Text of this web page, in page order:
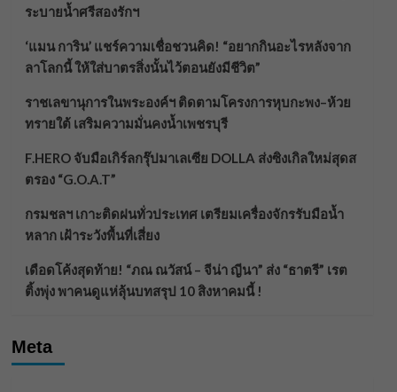
ระบายน้ำศรีสองรักฯ
‘แมน การิน’ แชร์ความเชื่อชวนคิด! “อยากกินอะไรหลังจาก
ลาโลกนี้ ให้ใส่บาตรสิ่งนั้นไว้ตอนยังมีชีวิต”
ราชเลขานุการในพระองค์ฯ ติดตามโครงการหุบกะพง–ห้วย
ทรายใต้ เสริมความมั่นคงน้ำเพชรบุรี
F.HERO จับมือเกิร์ลกรุ๊ปมาเลเซีย DOLLA ส่งซิงเกิลใหม่สุดส
ตรอง “G.O.A.T”
กรมชลฯ เกาะติดฝนทั่วประเทศ เตรียมเครื่องจักรรับมือน้ำ
หลาก เฝ้าระวังพื้นที่เสี่ยง
เดือดโค้งสุดท้าย! “ภณ ณวัสน์ – จีน่า ญีนา” ส่ง “ธาตรี” เรต
ติ้งพุ่ง พาคนดูแห่ลุ้นบทสรุป 10 สิงหาคมนี้ !
Meta